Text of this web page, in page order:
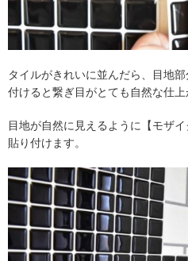
タイルがきれいに並んだら、目地
付けると繋ぎ目がとても自然な仕上
目地が自然に見えるように【モザ
貼り付けます。